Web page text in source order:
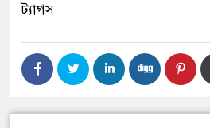
ট্যাগস